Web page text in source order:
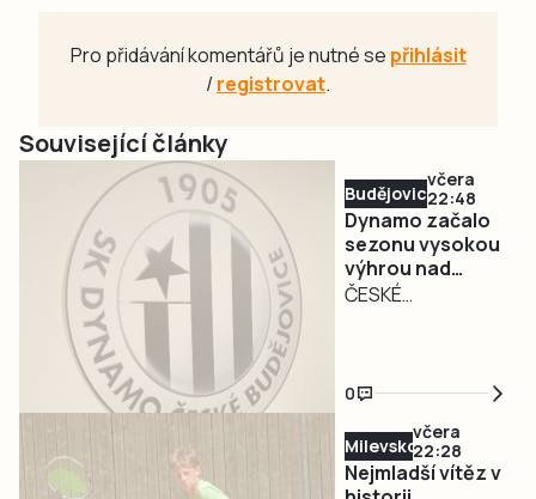
Pro přidávání komentářů je nutné se přihlásit
/registrovat.
Související články
Budějovicko
včera
22:48
Dynamo začalo
sezonu vysokou
výhrou nad
Admirou.
ČESKÉ
se dnes šlo v
Českých
Budějovicích na
třetí ligu.
0
Milevsko
včera
22:28
Nejmladší vítěz v